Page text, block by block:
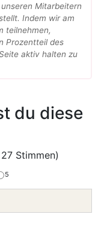
Mitarbeitern
Indem wir am
teilnehmen,
Prozentteil des
aktiv halten zu
du diese
27Stimmen)
5